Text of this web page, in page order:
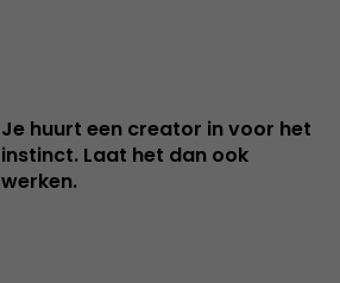
Je huurt een creator in voor het
instinct. Laat het dan ook
werken.